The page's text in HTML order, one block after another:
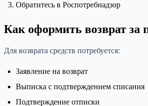
Обратитесь в Роспотребнадзор
Как оформить возврат за
Для возврата средств потребуется:
Заявление на возврат
Выписка с подтверждением списания
Подтверждение отписки